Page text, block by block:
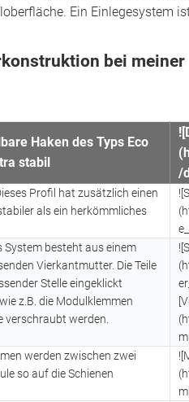
Ein Einlegesystem
bei
Haken des Typs Eco
stabil
/
Profil hat zusätzlich einen
als ein herkömmliches
System besteht aus einem
Vierkantmutter. Die Teile
Stelle eingeklickt
z.B. die Modulklemmen
verschraubt werden.
werden zwischen zwei
so auf die Schienen